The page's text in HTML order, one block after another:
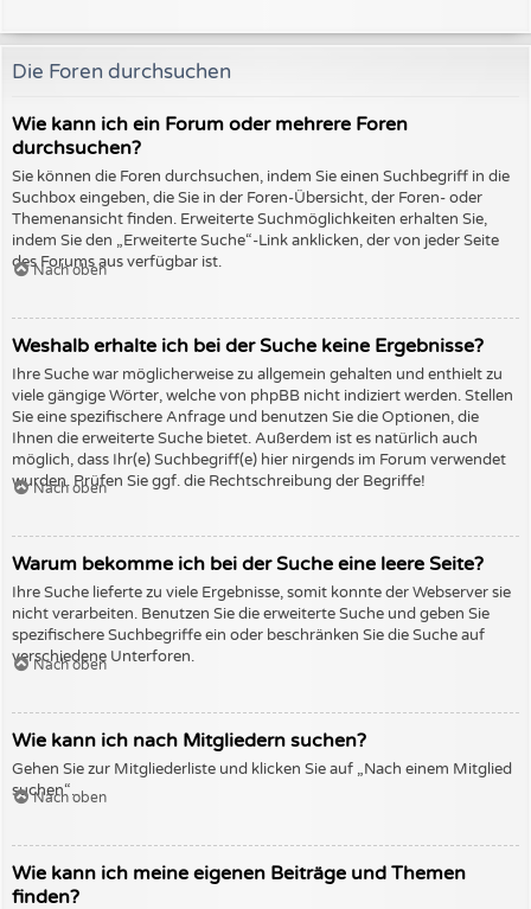
Die Foren durchsuchen
Wie kann ich ein Forum oder mehrere Foren
durchsuchen?
Sie können die Foren durchsuchen, indem Sie einen Suchbegriff in die
Suchbox eingeben, die Sie in der Foren-Übersicht, der Foren- oder
Themenansicht finden. Erweiterte Suchmöglichkeiten erhalten Sie,
indem Sie den „Erweiterte Suche“-Link anklicken, der von jeder Seite
des Forums aus verfügbar ist.
Nach oben
Weshalb erhalte ich bei der Suche keine Ergebnisse?
Ihre Suche war möglicherweise zu allgemein gehalten und enthielt zu
viele gängige Wörter, welche von phpBB nicht indiziert werden. Stellen
Sie eine spezifischere Anfrage und benutzen Sie die Optionen, die
Ihnen die erweiterte Suche bietet. Außerdem ist es natürlich auch
möglich, dass Ihr(e) Suchbegriff(e) hier nirgends im Forum verwendet
wurden. Prüfen Sie ggf. die Rechtschreibung der Begriffe!
Nach oben
Warum bekomme ich bei der Suche eine leere Seite?
Ihre Suche lieferte zu viele Ergebnisse, somit konnte der Webserver sie
nicht verarbeiten. Benutzen Sie die erweiterte Suche und geben Sie
spezifischere Suchbegriffe ein oder beschränken Sie die Suche auf
verschiedene Unterforen.
Nach oben
Wie kann ich nach Mitgliedern suchen?
Gehen Sie zur Mitgliederliste und klicken Sie auf „Nach einem Mitglied
suchen“.
Nach oben
Wie kann ich meine eigenen Beiträge und Themen
finden?